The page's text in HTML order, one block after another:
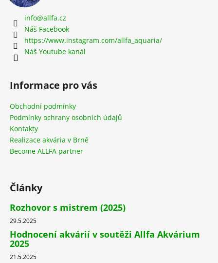
info@allfa.cz
Náš Facebook
https://www.instagram.com/allfa_aquaria/
Náš Youtube kanál
Informace pro vás
Obchodní podmínky
Podmínky ochrany osobních údajů
Kontakty
Realizace akvária v Brně
Become ALLFA partner
Články
Rozhovor s mistrem (2025)
29.5.2025
Hodnocení akvárií v soutěži Allfa Akvárium
2025
21.5.2025